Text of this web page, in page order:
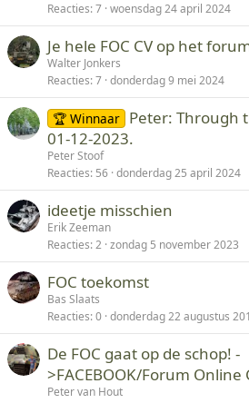
Reacties 7 woensdag 24 april 2024
Je hele FOC CV op het
Walter Jonkers
Reacties 7 donderdag 9 mei 2024
🏆 Winnaar Peter: Through
01-12-2023.
Peter Stoof
Reacties 56 donderdag 25 april 2024
ideetje misschien
Erik Zeeman
Reacties 2 zondag 5 november 2023
FOC toekomst
Bas Slaats
Reacties 0 donderdag 22 augustus
De FOC gaat op de schop! -
>FACEBOOK/Forum Online
Peter van Hout